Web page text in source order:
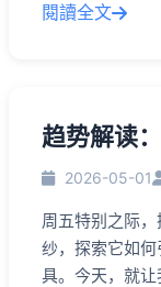
閱讀全文
趋势解读
2026-05-01
周五特别之际
纱，探索它如
具。今天，就